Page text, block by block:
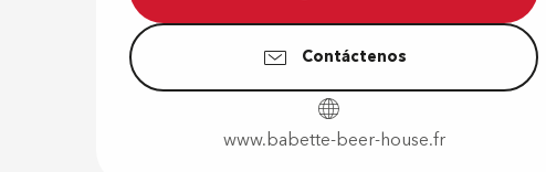
Contáctenos
www.babette-beer-house.fr